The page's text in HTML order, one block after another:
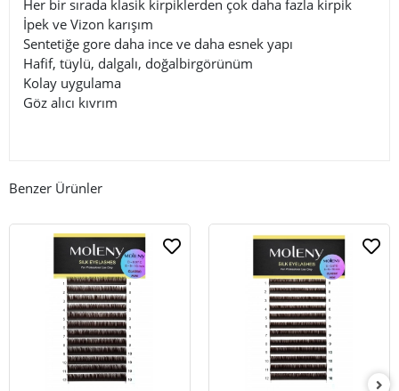
Her bir sırada klasik kirpiklerden çok daha fazla kirpik
İpek ve Vizon karışım
Sentetiğe gore daha ince ve daha esnek yapı
Hafif, tüylü, dalgalı, doğalbirgörünüm
Kolay uygulama
Göz alıcı kıvrım
Benzer Ürünler